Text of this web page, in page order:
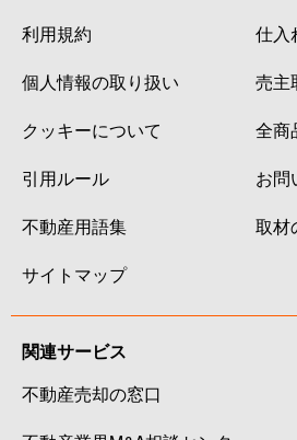
利用規約
個人情報の取り扱い
クッキーについて
引用ルール
不動産用語集
サイトマップ
仕入
売主
全商
お問
取材
関連サービス
不動産売却の窓口